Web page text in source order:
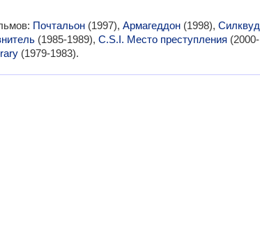
Почтальон(1997), Армагеддон(1998), Силквуд
(1985-1989), C.S.I. Место преступления (2000-
(1979-1983).